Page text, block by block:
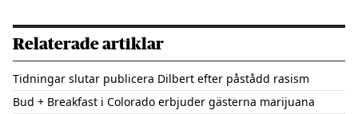
Relaterade artiklar
Tidningar slutar publicera Dilbert efter påstådd rasism
Bud + Breakfast i Colorado erbjuder gästerna marijuana